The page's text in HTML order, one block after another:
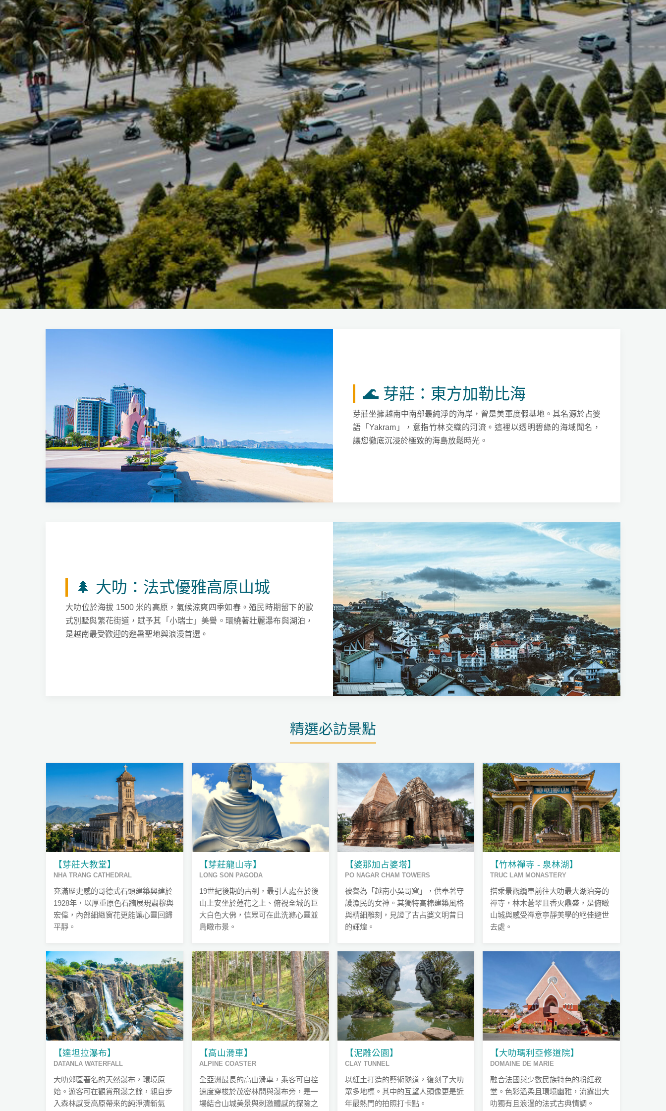
🌊 芽莊：東方加勒比海
芽莊坐擁越南中南部最純淨的海岸，曾是美軍度假基地。其名源於占婆
語「Yakram」，意指竹林交織的河流。這裡以透明碧綠的海域聞名，
讓您徹底沉浸於極致的海島放鬆時光。
🌲 大叻：法式優雅高原山城
大叻位於海拔 1500 米的高原，氣候涼爽四季如春。殖民時期留下的歐
式別墅與繁花街道，賦予其「小瑞士」美譽。環繞著壯麗瀑布與湖泊，
是越南最受歡迎的避暑聖地與浪漫首選。
精選必訪景點
【芽莊大教堂】
NHA TRANG CATHEDRAL
充滿歷史感的哥德式石頭建築興建於
1928年，以厚重原色石牆展現肅穆與
宏偉，內部細緻窗花更能讓心靈回歸
平靜。
【芽莊龍山寺】
LONG SON PAGODA
19世紀後期的古剎，最引人處在於後
山上安坐於蓮花之上、俯視全城的巨
大白色大佛，信眾可在此洗滌心靈並
鳥瞰市景。
【婆那加占婆塔】
PO NAGAR CHAM TOWERS
被譽為「越南小吳哥窟」，供奉著守
護漁民的女神。其獨特高棉建築風格
與精細雕刻，見證了古占婆文明昔日
的輝煌。
【竹林禪寺 - 泉林湖】
TRUC LAM MONASTERY
搭乘景觀纜車前往大叻最大湖泊旁的
禪寺，林木蒼翠且香火鼎盛，是俯瞰
山城與感受禪意寧靜美學的絕佳避世
去處。
【達坦拉瀑布】
DATANLA WATERFALL
大叻郊區著名的天然瀑布，環境原
始。遊客可在觀賞飛瀑之餘，親自步
入森林感受高原帶來的純淨清新氣
【高山滑車】
ALPINE COASTER
全亞洲最長的高山滑車，乘客可自控
速度穿梭於茂密林間與瀑布旁，是一
場結合山城美景與刺激體感的探險之
【泥雕公園】
CLAY TUNNEL
以紅土打造的藝術隧道，復刻了大叻
眾多地標。其中的互望人頭像更是近
年最熱門的拍照打卡點。
【大叻瑪利亞修道院】
DOMAINE DE MARIE
融合法國與少數民族特色的粉紅教
堂。色彩溫柔且環境幽雅，流露出大
叻獨有且浪漫的法式古典情調。